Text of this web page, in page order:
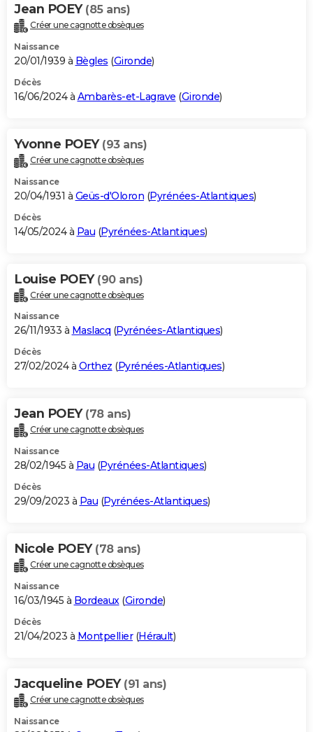
Jean POEY (85 ans)
Créer une cagnotte obsèques
Naissance
20/01/1939 à Bègles (Gironde)
Décès
16/06/2024 à Ambarès-et-Lagrave (Gironde)
Yvonne POEY (93 ans)
Créer une cagnotte obsèques
Naissance
20/04/1931 à Geüs-d'Oloron (Pyrénées-Atlantiques)
Décès
14/05/2024 à Pau (Pyrénées-Atlantiques)
Louise POEY (90 ans)
Créer une cagnotte obsèques
Naissance
26/11/1933 à Maslacq (Pyrénées-Atlantiques)
Décès
27/02/2024 à Orthez (Pyrénées-Atlantiques)
Jean POEY (78 ans)
Créer une cagnotte obsèques
Naissance
28/02/1945 à Pau (Pyrénées-Atlantiques)
Décès
29/09/2023 à Pau (Pyrénées-Atlantiques)
Nicole POEY (78 ans)
Créer une cagnotte obsèques
Naissance
16/03/1945 à Bordeaux(Gironde)
Décès
21/04/2023 à Montpellier(Hérault)
Jacqueline POEY (91 ans)
Créer une cagnotte obsèques
Naissance